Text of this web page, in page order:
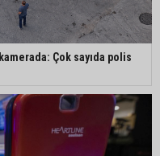
Çok sayıda polis